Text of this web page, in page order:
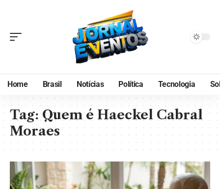
Home Brasil Notícias Política Tecnologia
Tag:Quem é Haeckel Cabral
Moraes